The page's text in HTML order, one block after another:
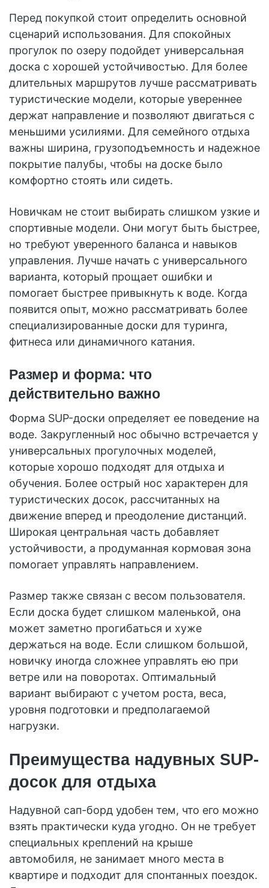
Перед покупкой стоит определить основной
сценарий использования. Для спокойных
прогулок по озеру подойдет универсальная
доска с хорошей устойчивостью. Для более
длительных маршрутов лучше рассматривать
туристические модели, которые увереннее
держат направление и позволяют двигаться с
меньшими усилиями. Для семейного отдыха
важны ширина, грузоподъемность и надежное
покрытие палубы, чтобы на доске было
комфортно стоять или сидеть.
Новичкам не стоит выбирать слишком узкие и
спортивные модели. Они могут быть быстрее,
но требуют уверенного баланса и навыков
управления. Лучше начать с универсального
варианта, который прощает ошибки и
помогает быстрее привыкнуть к воде. Когда
появится опыт, можно рассматривать более
специализированные доски для туринга,
фитнеса или динамичного катания.
Размер и форма: что
действительно важно
Форма SUP-доски определяет ее поведение на
воде. Закругленный нос обычно встречается у
универсальных прогулочных моделей,
которые хорошо подходят для отдыха и
обучения. Более острый нос характерен для
туристических досок, рассчитанных на
движение вперед и преодоление дистанций.
Широкая центральная часть добавляет
устойчивости, а продуманная кормовая зона
помогает управлять направлением.
Размер также связан с весом пользователя.
Если доска будет слишком маленькой, она
может заметно прогибаться и хуже
держаться на воде. Если слишком большой,
новичку иногда сложнее управлять ею при
ветре или на поворотах. Оптимальный
вариант выбирают с учетом роста, веса,
уровня подготовки и предполагаемой
нагрузки.
Преимущества надувных SUP-
досок для отдыха
Надувной сап-борд удобен тем, что его можно
взять практически куда угодно. Он не требует
специальных креплений на крыше
автомобиля, не занимает много места в
квартире и подходит для спонтанных поездок.